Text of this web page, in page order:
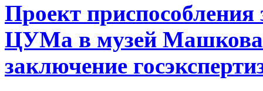
Проект приспособления
ЦУМа в музей Машкова
заключение